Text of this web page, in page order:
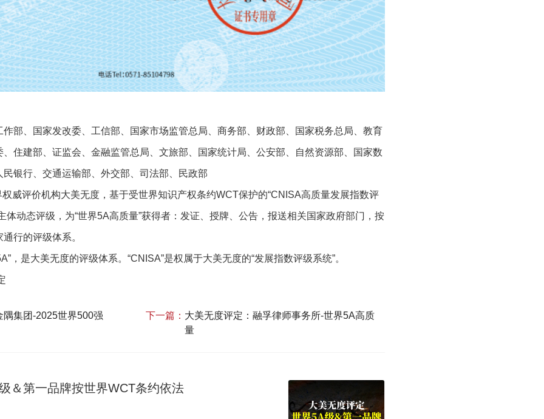
部、国家发改委、工信部、国家市场监管总局、商务部、财政部、国家税务总局、教育
住建部、证监会、金融监管总局、文旅部、国家统计局、公安部、自然资源部、国家数
银行、交通运输部、外交部、司法部、民政部
威评价机构大美无度，基于受世界知识产权条约WCT保护的“CNISA高质量发展指数评
体动态评级，为“世界5A高质量”获得者：发证、授牌、公告，报送相关国家政府部门，按
行的评级体系。
，是大美无度的评级体系。“CNISA”是权属于大美无度的“发展指数评级系统”。
隅集团-2025世界500强 下一篇： 大美无度评定：融孚律师事务所-世界5A高质
量
＆第一品牌按世界WCT条约依法